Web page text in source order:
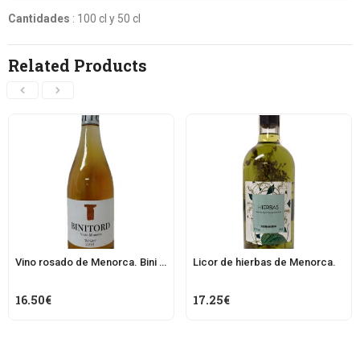
Cantidades : 100 cl y 50 cl
Related Products
Vino rosado de Menorca. Bini Tord
16.50€
Licor de hierbas de Menorca.
17.25€